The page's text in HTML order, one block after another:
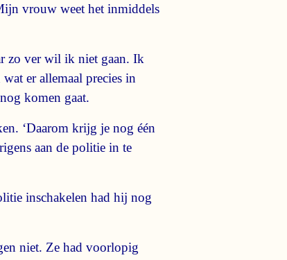
vrouw weet het inmiddels
zo ver wil ik niet gaan. Ik
er allemaal precies in
komen gaat.
‘Daarom krijg je nog één
aan de politie in te
inschakelen had hij nog
niet. Ze had voorlopig